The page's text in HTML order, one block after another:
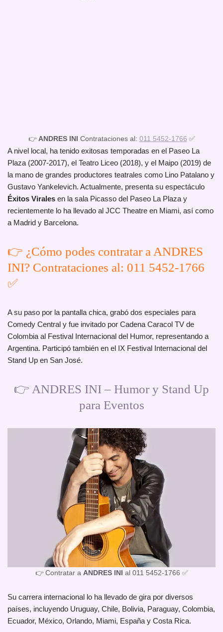
👉 ANDRES INI Contrataciones al: 011 5452-1766 ✅
A nivel local, ha tenido exitosas temporadas en el Paseo La
Plaza (2007-2017), el Teatro Liceo (2018), y el Maipo (2019) de
la mano de grandes productores teatrales como Lino Patalano y
Gustavo Yankelevich. Actualmente, presenta su espectáculo
Éxitos Virales en la sala Picasso del Paseo La Plaza y
recientemente lo ha llevado al JCC Theatre en Miami, así como
a Madrid y Barcelona.
👉 ¿Cómo podes contratar a ANDRES
INI? Contrataciones al: 011 5452-1766
✅
A su paso por la pantalla chica, grabó dos especiales para
Comedy Central y fue invitado por Cadena Caracol TV de
Colombia al Festival Internacional del Humor, representando a
Argentina. Participó también en el IX Festival Internacional del
Stand Up en San José.
👉 ANDRES INI – Humor y Stand Up
para Eventos
👉 Contratar a ANDRES INI al 011 5452-1766 ✅
Su carrera internacional lo ha llevado de gira por diversos
países, incluyendo Uruguay, Chile, Bolivia, Paraguay, Colombia,
Ecuador, México, Orlando, Miami, España y Costa Rica.